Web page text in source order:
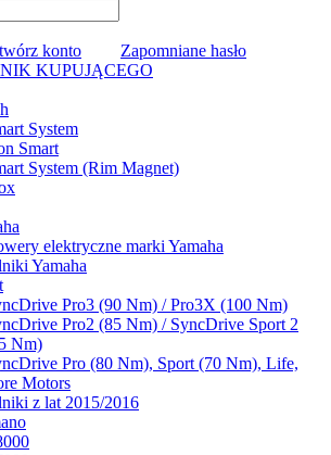
konto
Zapomniane hasło
KUPUJĄCEGO
System
Smart
System (Rim Magnet)
elektryczne marki Yamaha
Yamaha
Pro3 (90 Nm) / Pro3X (100 Nm)
Pro2 (85 Nm) / SyncDrive Sport 2
Nm)
Pro (80 Nm), Sport (70 Nm), Life,
Motors
z lat 2015/2016